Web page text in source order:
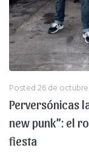
Posted26 de
Perversónicas
new punk”: el
fiesta